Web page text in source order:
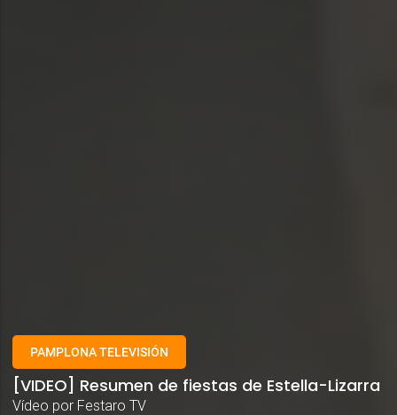
PAMPLONA TELEVISIÓN
[VIDEO] Resumen de fiestas de Estella-Lizarra
Vídeo por Festaro TV